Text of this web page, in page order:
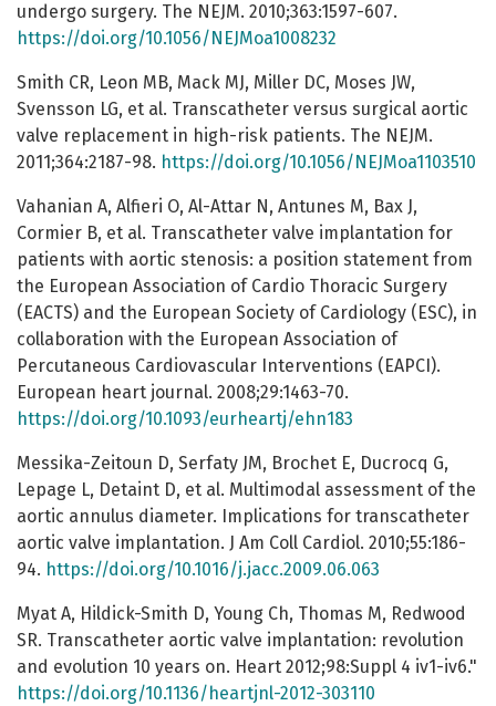
undergo surgery. The NEJM. 2010;363:1597-607.
https://doi.org/10.1056/NEJMoa1008232
Smith CR, Leon MB, Mack MJ, Miller DC, Moses JW,
Svensson LG, et al. Transcatheter versus surgical aortic
valve replacement in high-risk patients. The NEJM.
2011;364:2187-98. https://doi.org/10.1056/NEJMoa1103510
Vahanian A, Alfieri O, Al-Attar N, Antunes M, Bax J,
Cormier B, et al. Transcatheter valve implantation for
patients with aortic stenosis: a position statement from
the European Association of Cardio Thoracic Surgery
(EACTS) and the European Society of Cardiology (ESC), in
collaboration with the European Association of
Percutaneous Cardiovascular Interventions (EAPCI).
European heart journal. 2008;29:1463-70.
https://doi.org/10.1093/eurheartj/ehn183
Messika-Zeitoun D, Serfaty JM, Brochet E, Ducrocq G,
Lepage L, Detaint D, et al. Multimodal assessment of the
aortic annulus diameter. Implications for transcatheter
aortic valve implantation. J Am Coll Cardiol. 2010;55:186-
94. https://doi.org/10.1016/j.jacc.2009.06.063
Myat A, Hildick-Smith D, Young Ch, Thomas M, Redwood
SR. Transcatheter aortic valve implantation: revolution
and evolution 10 years on. Heart 2012;98:Suppl 4 iv1-iv6."
https://doi.org/10.1136/heartjnl-2012-303110